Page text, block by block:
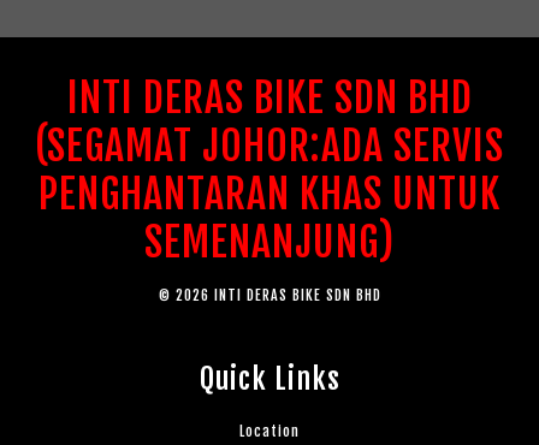
INTI DERAS BIKE SDN BHD
(SEGAMAT JOHOR:ADA SERVIS
PENGHANTARAN KHAS UNTUK
SEMENANJUNG)
© 2026 INTI DERAS BIKE SDN BHD
Quick Links
Location